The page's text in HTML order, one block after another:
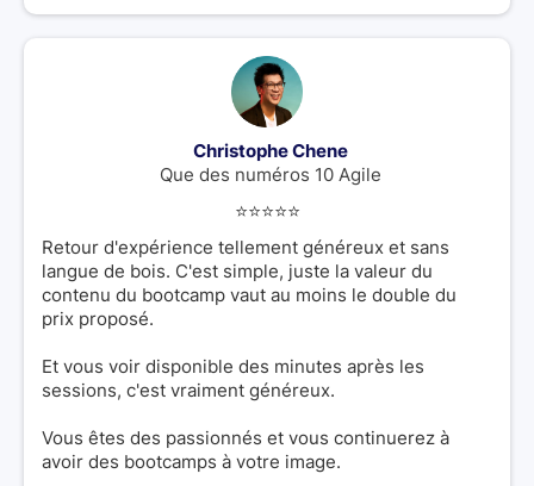
Christophe Chene
Que des numéros 10 Agile
⭐️⭐️⭐️⭐️⭐️
Retour d'expérience tellement généreux et sans
langue de bois. C'est simple, juste la valeur du
contenu du bootcamp vaut au moins le double du
prix proposé.
Et vous voir disponible des minutes après les
sessions, c'est vraiment généreux.
Vous êtes des passionnés et vous continuerez à
avoir des bootcamps à votre image.